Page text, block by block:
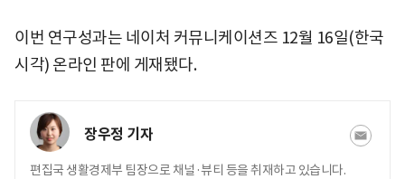
이번 연구성과는 네이처 커뮤니케이션즈 12월 16일(한국
시각) 온라인 판에 게재됐다.
장우정 기자
편집국 생활경제부 팀장으로 채널·뷰티 등을 취재하고 있습니다.